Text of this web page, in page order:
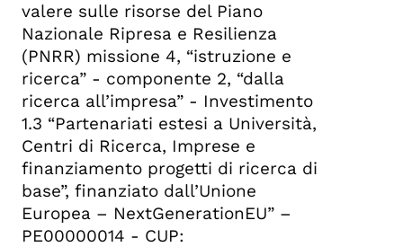
valere sulle risorse del Piano
Nazionale Ripresa e Resilienza
(PNRR) missione 4, “istruzione e
ricerca” - componente 2, “dalla
ricerca all’impresa” - Investimento
1.3 “Partenariati estesi a Università,
Centri di Ricerca, Imprese e
finanziamento progetti di ricerca di
base”, finanziato dall’Unione
Europea – NextGenerationEU” –
PE00000014 - CUP: